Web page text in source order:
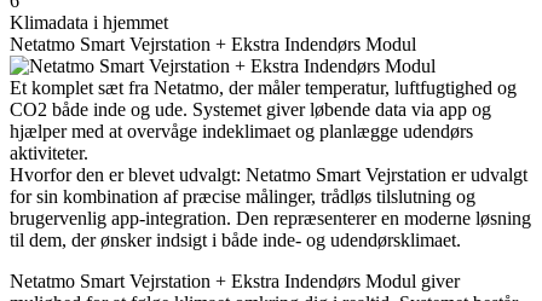
Klimadata i hjemmet
Netatmo Smart Vejrstation + Ekstra Indendørs Modul
Et komplet sæt fra Netatmo, der måler temperatur, luftfugtighed og
CO2 både inde og ude. Systemet giver løbende data via app og
hjælper med at overvåge indeklimaet og planlægge udendørs
aktiviteter.
Hvorfor den er blevet udvalgt: Netatmo Smart Vejrstation er udvalgt
for sin kombination af præcise målinger, trådløs tilslutning og
brugervenlig app-integration. Den repræsenterer en moderne løsning
til dem, der ønsker indsigt i både inde- og udendørsklimaet.
Netatmo Smart Vejrstation + Ekstra Indendørs Modul giver